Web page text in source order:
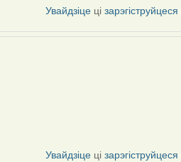
Увайдзіце цізарэгіструйцеся
Увайдзіце цізарэгіструйцеся